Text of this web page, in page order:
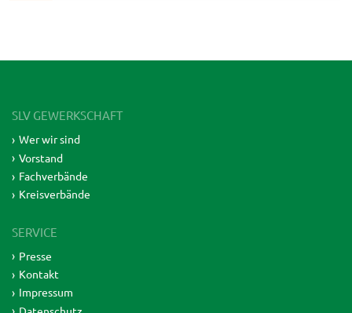
SLV GEWERKSCHAFT
Wer wir sind
Vorstand
Fachverbände
Kreisverbände
SERVICE
Presse
Kontakt
Impressum